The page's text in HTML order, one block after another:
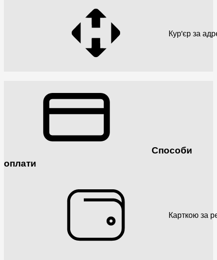
Кур'єр за
Способи
оплати
Карткою за